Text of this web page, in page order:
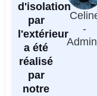
d'isolation
par
l'extérieur
a été
réalisé
par
notre
-